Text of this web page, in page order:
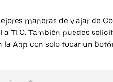
maneras de viajar de
a TLC. También puedes
la App con solo tocar un